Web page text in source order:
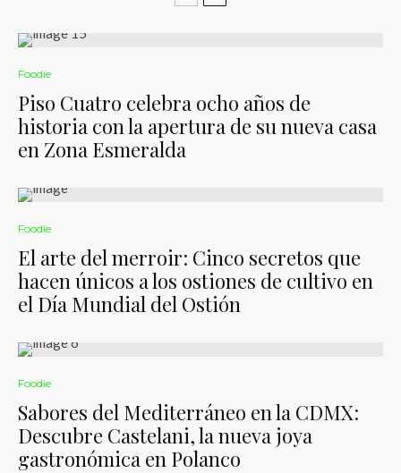
Foodie
Piso Cuatro celebra ocho años de
historia con la apertura de su nueva casa
en Zona Esmeralda
Foodie
El arte del merroir: Cinco secretos que
hacen únicos a los ostiones de cultivo en
el Día Mundial del Ostión
Foodie
Sabores del Mediterráneo en la CDMX:
Descubre Castelani, la nueva joya
gastronómica en Polanco